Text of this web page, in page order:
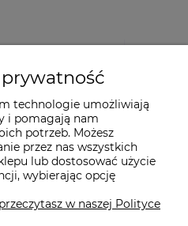
technologie umożliwiają
i pomagają nam
potrzeb. Możesz
przez nas wszystkich
lub dostosować użycie
wybierając opcję
w naszej Polityce